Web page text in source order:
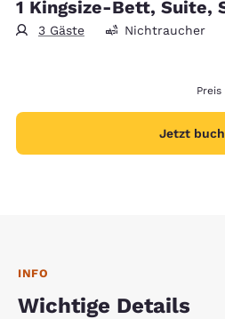
1 Kingsize-Bett, Suite,
3 Gäste Nichtraucher
Jetzt
INFO
Wichtige Details